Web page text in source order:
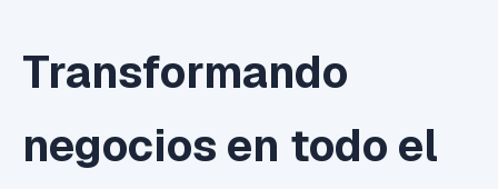
Transformando
negocios en todo el